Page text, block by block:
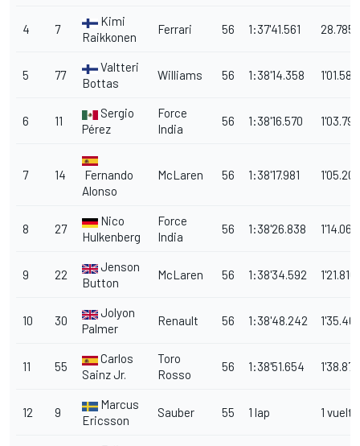
4 7
Kimi
Raikkonen
Ferrari 56 1:37'41.561 28.785
5 77
Valtteri
Bottas
Williams 56 1:38'14.358 1'01.582
6 11
Sergio
Pérez
Force
India
56 1:38'16.570 1'03.794
7 14
Fernando
Alonso
McLaren 56 1:38'17.981 1'05.205
8 27
Nico
Hulkenberg
Force
India
56 1:38'26.838 1'14.062
9 22
Jenson
Button
McLaren 56 1:38'34.592 1'21.816
10 30
Jolyon
Palmer
Renault 56 1:38'48.242
11 55
Carlos
Sainz Jr.
Toro
Rosso
56 1:38'51.654 1'38.878
12 9
Marcus
Ericsson
Sauber 55 1 lap 1 vuelta